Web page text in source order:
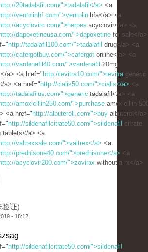
http://20tadalafil.com/">tadalafil</a> <a
http://ventolinhf.com/">ventolin hfa</a> <a
http://acyclovirc.com/">herpes acyclovir</a> <a
http://dapoxetineusa.com/">dapoxetine for sale</a>
http://tadalafil100.com/">tadalafil drug</a> <a
http://cafergotbuy.com/">cafergot online</a> <a
http://vardenafil40.com/">vardenafil 20mg
a> <a href=" http://levitra10.com/">levitrageneric
a> <a href=" http://cialis50.com/">cialis</a> <a
http://tadalafilus.com/">generic tadalafil</a> <a
http://amoxicillin250.com/">purchase amoxicillin
<a href="http://albuteroli.com/">buy albuterol</a>
http://sildenafilcitrate50.com/">sildenafil citrate
tablets</a> <a
http://valtrexsale.com/">valtrex</a> <a
http://prednisone40.com/">prednisone</a> <a
http://acyclovir200.com/">zovirax without a rx</a>
验证)
- 18:12
http://sildenafilcitrate50.com/">sildenafil